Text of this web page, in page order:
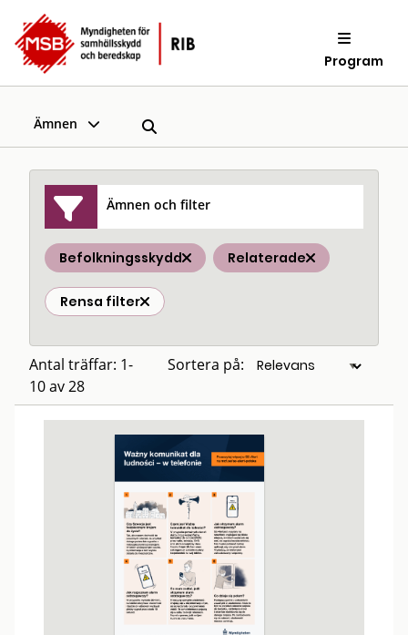
Program
Ämnen
Ämnen och filter
Befolkningsskydd Relaterade
Rensa filter
Antal träffar: 1-
10 av 28
Sortera på: